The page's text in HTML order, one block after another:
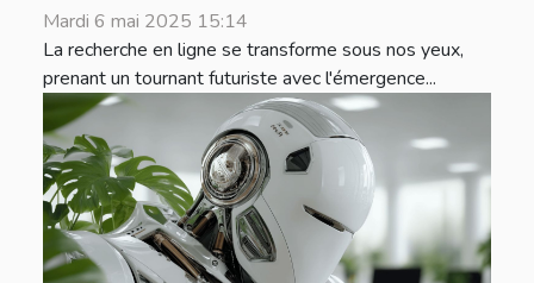
Mardi 6 mai 2025 15:14
La recherche en ligne se transforme sous nos yeux,
prenant un tournant futuriste avec l'émergence...